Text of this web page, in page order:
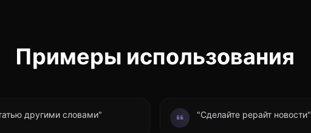
Примеры использования
другими словами" "Сделайте рерайт новости"